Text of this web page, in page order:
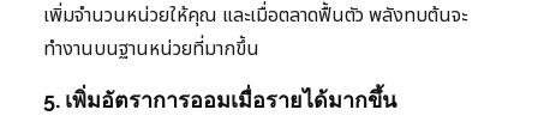
เพิ่มจำนวนหน่วยให้คุณ และเมื่อตลาดฟื้นตัว พลังทบต้นจะ
ทำงานบนฐานหน่วยที่มากขึ้น
5. เพิ่มอัตราการออมเมื่อรายได้มากขึ้น